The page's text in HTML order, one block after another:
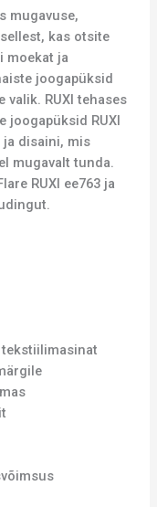
mugavuse,
kas otsite
moekat ja
joogapüksid
valik. RUXI tehases
joogapüksid RUXI
ja disaini, mis
mugavalt tunda.
RUXI ee763 ja
tekstiilimasinat